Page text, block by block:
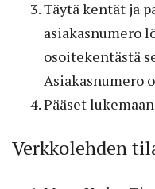
Täytä kentät ja
asiakasnumero
osoitekentästä
Asiakasnumero
Pääset
Verkkolehden